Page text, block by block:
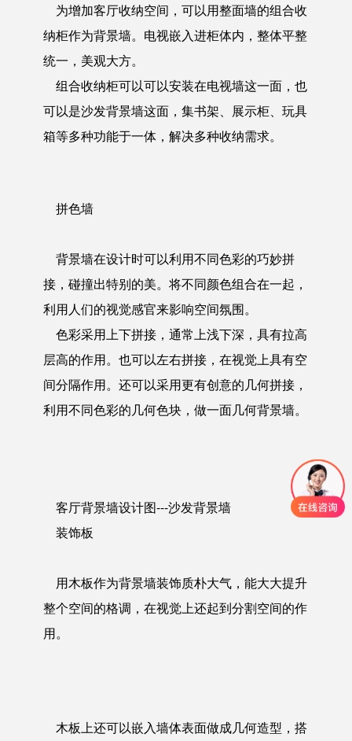
为增加客厅收纳空间，可以用整面墙的组合收
纳柜作为背景墙。电视嵌入进柜体内，整体平整
统一，美观大方。
组合收纳柜可以可以安装在电视墙这一面，也
可以是沙发背景墙这面，集书架、展示柜、玩具
箱等多种功能于一体，解决多种收纳需求。
拼色墙
背景墙在设计时可以利用不同色彩的巧妙拼
接，碰撞出特别的美。将不同颜色组合在一起，
利用人们的视觉感官来影响空间氛围。
色彩采用上下拼接，通常上浅下深，具有拉高
层高的作用。也可以左右拼接，在视觉上具有空
间分隔作用。还可以采用更有创意的几何拼接，
利用不同色彩的几何色块，做一面几何背景墙。
客厅背景墙设计图---沙发背景墙
装饰板
用木板作为背景墙装饰质朴大气，能大大提升
整个空间的格调，在视觉上还起到分割空间的作
用。
木板上还可以嵌入墙体表面做成几何造型，搭